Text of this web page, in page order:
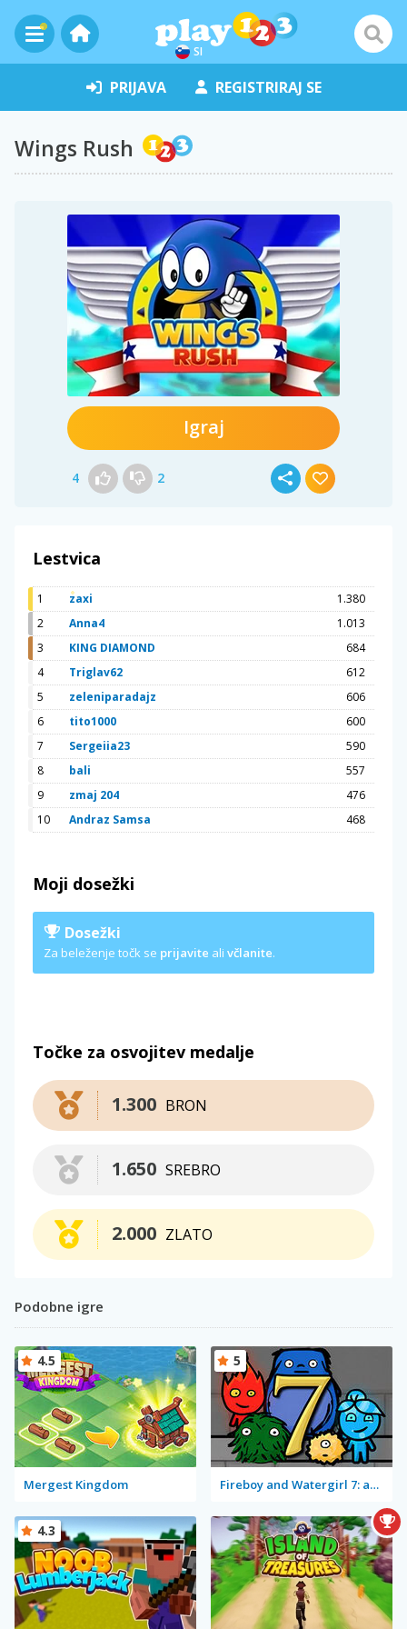
SI
PRIJAVA REGISTRIRAJ SE
Wings Rush
Igraj
4 2
Lestvica
1 zaxi
1.380
2
Anna4
1.013
3
KING DIAMOND
684
4
Triglav62
612
5
zeleniparadajz
606
6
tito1000
600
7
Sergeiia23
590
8
bali
557
9
zmaj 204
476
10
Andraz Samsa 468
Moji dosežki
Dosežki
Za beleženje točk se prijavite ali včlanite.
Točke za osvojitev medalje
BRON
1.300
SREBRO
1.650
ZLATO
2.000
Podobne igre
Mergest Kingdom
4.5
Fireboy and Watergirl 7: and Friends
5
4.3